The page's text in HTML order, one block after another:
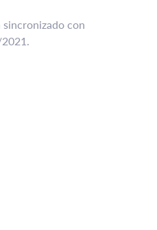
sincronizado con